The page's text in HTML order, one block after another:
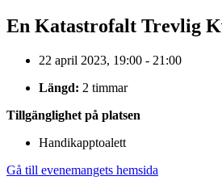
En Katastrofalt Trevlig
22 april 2023, 19:00 - 21:00
Längd: 2 timmar
Tillgänglighet på platsen
Handikapptoalett
Gå till evenemangets hemsida